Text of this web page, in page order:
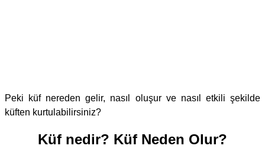
Peki küf nereden gelir, nasıl oluşur ve nasıl etkili şekilde
küften kurtulabilirsiniz?
Küf nedir? Küf Neden Olur?